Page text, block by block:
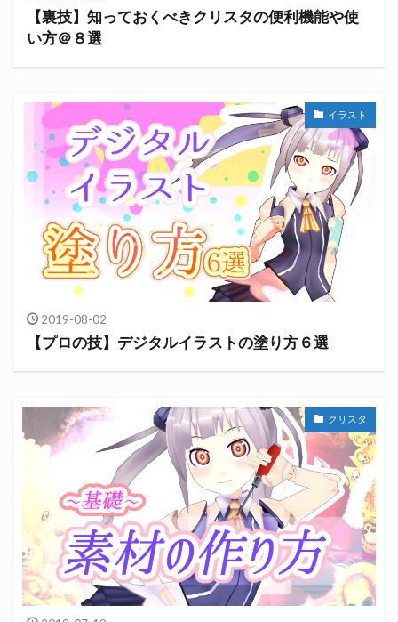
【裏技】知っておくべきクリスタの便利機能や使
い方＠８選
イラスト
2019-08-02
【プロの技】デジタルイラストの塗り方６選
クリスタ